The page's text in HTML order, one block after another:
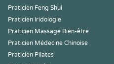
Praticien Feng Shui
Praticien Iridologie
Praticien Massage Bien-être
Praticien Médecine Chinoise
Praticien Pilates